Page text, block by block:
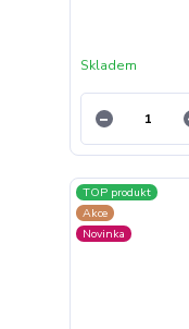
Skladem
TOP produkt
Akce
Novinka